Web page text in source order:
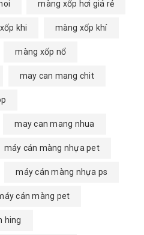
màng xốp hơi giá rẻ
khi màng xốp khí
màng xốp nổ
may can mang chit
may can mang nhua
máy cán màng nhựa pet
máy cán màng nhựa ps
cán màng pet
hing